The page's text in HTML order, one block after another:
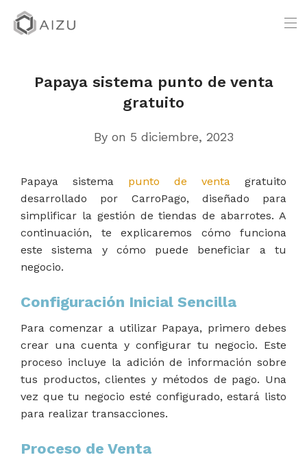
Papaya sistema punto de venta
gratuito
By on 5 diciembre, 2023
Papaya sistema punto de venta gratuito
desarrollado por CarroPago, diseñado para
simplificar la gestión de tiendas de abarrotes. A
continuación, te explicaremos cómo funciona
este sistema y cómo puede beneficiar a tu
negocio.
Configuración Inicial Sencilla
Para comenzar a utilizar Papaya, primero debes
crear una cuenta y configurar tu negocio. Este
proceso incluye la adición de información sobre
tus productos, clientes y métodos de pago. Una
vez que tu negocio esté configurado, estará listo
para realizar transacciones.
Proceso de Venta